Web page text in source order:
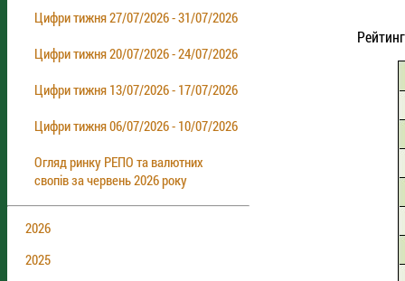
Цифри тижня 27/07/2026 - 31/07/2026
Цифри тижня 20/07/2026 - 24/07/2026
Цифри тижня 13/07/2026 - 17/07/2026
Цифри тижня 06/07/2026 - 10/07/2026
Огляд ринку РЕПО та валютних
свопів за червень 2026 року
2026
2025